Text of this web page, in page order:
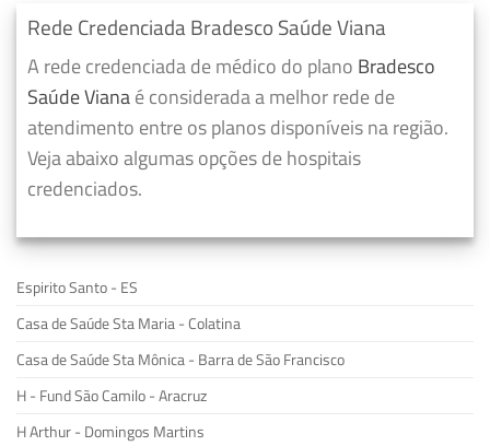
Rede Credenciada Bradesco Saúde Viana
A rede credenciada de médico do plano Bradesco
Saúde Vianaé considerada a melhor rede de
atendimento entre os planos disponíveis na região.
Veja abaixo algumas opções de hospitais
credenciados.
Espirito Santo - ES
Casa de Saúde Sta Maria - Colatina
Casa de Saúde Sta Mônica - Barra de São Francisco
H - Fund São Camilo - Aracruz
H Arthur - Domingos Martins